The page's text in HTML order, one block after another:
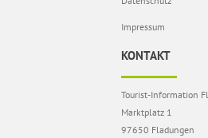
Impressum
KONTAKT
Tourist-Information
Marktplatz 1
97650 Fladungen